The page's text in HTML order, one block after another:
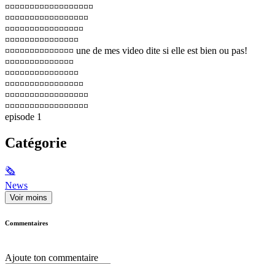
¤¤¤¤¤¤¤¤¤¤¤¤¤¤¤¤¤¤
¤¤¤¤¤¤¤¤¤¤¤¤¤¤¤¤¤
¤¤¤¤¤¤¤¤¤¤¤¤¤¤¤¤
¤¤¤¤¤¤¤¤¤¤¤¤¤¤¤
¤¤¤¤¤¤¤¤¤¤¤¤¤¤ une de mes video dite si elle est bien ou pas!
¤¤¤¤¤¤¤¤¤¤¤¤¤¤
¤¤¤¤¤¤¤¤¤¤¤¤¤¤¤
¤¤¤¤¤¤¤¤¤¤¤¤¤¤¤¤
¤¤¤¤¤¤¤¤¤¤¤¤¤¤¤¤¤
¤¤¤¤¤¤¤¤¤¤¤¤¤¤¤¤¤
episode 1
Catégorie
🗞
News
Voir moins
Commentaires
Ajoute ton commentaire